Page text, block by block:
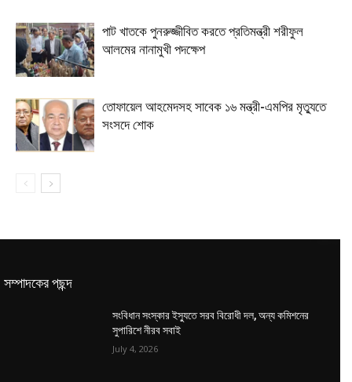
পাট খাতকে পুনরুজ্জীবিত করতে প্রতিমন্ত্রী শরীফুল
আলমের নানামুখী পদক্ষেপ
তোফায়েল আহমেদসহ সাবেক ১৬ মন্ত্রী-এমপির মৃত্যুতে
সংসদে শোক
সম্পাদকের পছন্দ
সংবিধান সংস্কার ইস্যুতে সরব বিরোধী দল, অন্য কমিশনের
সুপারিশে নীরব সবাই
July 4, 2026